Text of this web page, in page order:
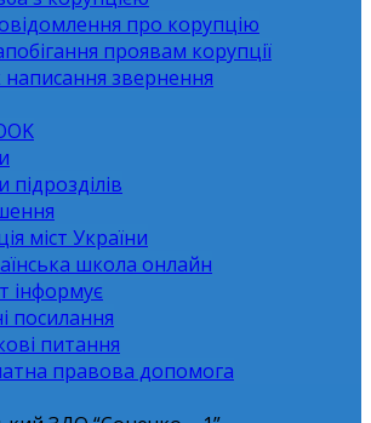
про корупцію
проявам корупції
написання звернення
міст України
школа онлайн
інформує
посилання
питання
правова допомога